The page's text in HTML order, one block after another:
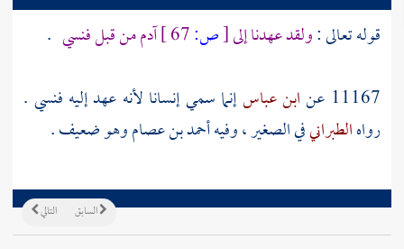
قوله تعالى :ولقد عهدنا إلى[ص: آدم من قبل فنسي .
11167 عن
ابن عباسإنما سمي إنسانا لأنه عهد إليه فنسي .
رواهالطبرانيفي الصغير ، وفيهأحمد بن عصاموهو ضعيف .
التالي السابق